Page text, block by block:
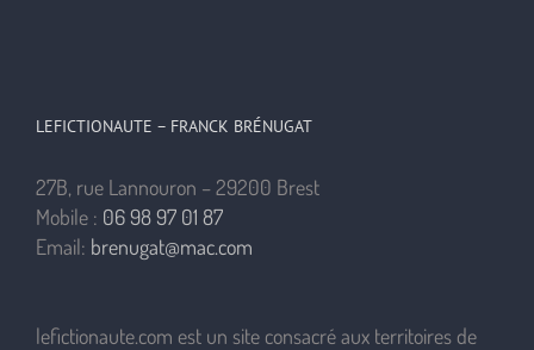
LEFICTIONAUTE – FRANCK BRÉNUGAT
27B, rue Lannouron – 29200 Brest
Mobile : 06 98 97 01 87
Email: brenugat@mac.com
lefictionaute.com est un site consacré aux territoires de